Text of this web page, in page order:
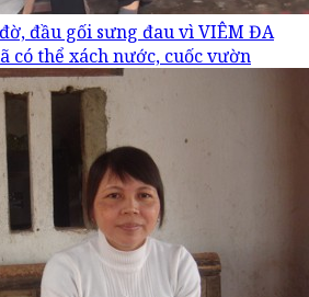
đầu gối sưng đau vì VIÊM ĐA
có thể xách nước, cuốc vườn